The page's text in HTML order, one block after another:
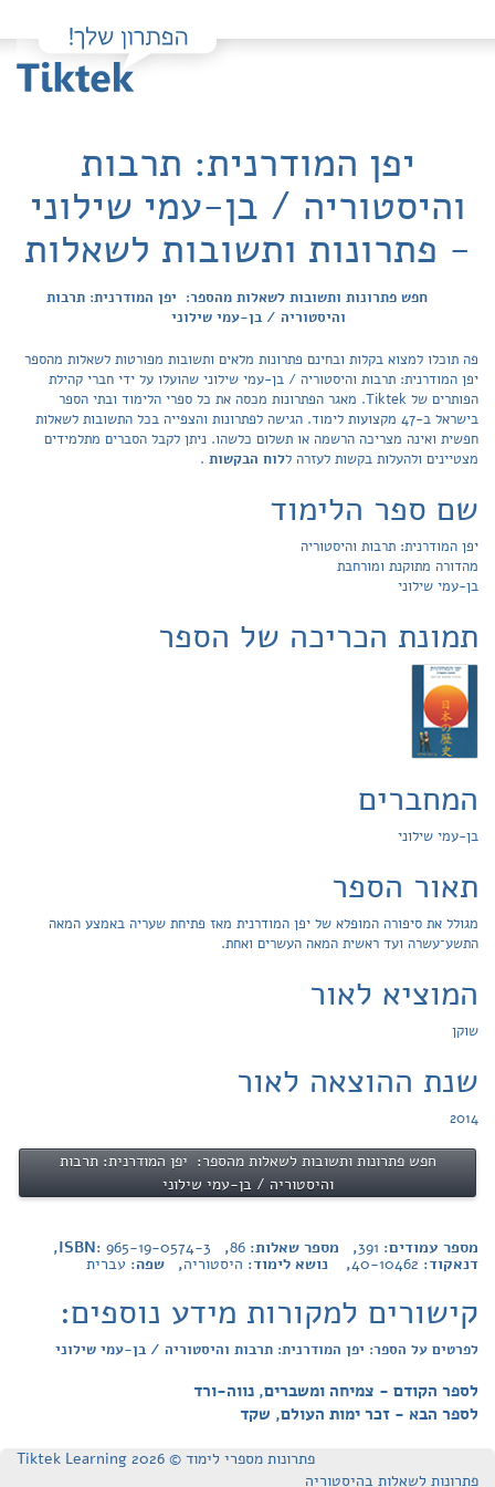
יפן המודרנית: תרבות
והיסטוריה / בן-עמי שילוני
- פתרונות ותשובות לשאלות
חפש פתרונות ותשובות לשאלות מהספר: יפן המודרנית: תרבות
והיסטוריה / בן-עמי שילוני
פה תוכלו למצוא בקלות ובחינם פתרונות מלאים ותשובות מפורטות לשאלות מהספר
יפן המודרנית: תרבות והיסטוריה / בן-עמי שילוני שהועלו על ידי חברי קהילת
הפותרים של Tiktek. מאגר הפתרונות מכסה את כל ספרי הלימוד ובתי הספר
בישראל ב-47 מקצועות לימוד. הגישה לפתרונות והצפייה בכל התשובות לשאלות
חפשית ואינה מצריכה הרשמה או תשלום כלשהו. ניתן לקבל הסברים מתלמידים
מצטיינים ולהעלות בקשות לעזרה ללוח הבקשות .
שם ספר הלימוד
יפן המודרנית: תרבות והיסטוריה
מהדורה מתוקנת ומורחבת
בן-עמי שילוני
תמונת הכריכה של הספר
המחברים
בן-עמי שילוני
תאור הספר
מגולל את סיפורה המופלא של יפן המודרנית מאז פתיחת שעריה באמצע המאה
התשע־עשרה ועד ראשית המאה העשרים ואחת.
המוציא לאור
שוקן
שנת ההוצאה לאור
2014
חפש פתרונות ותשובות לשאלות מהספר: יפן המודרנית: תרבות
והיסטוריה / בן-עמי שילוני
מספר עמודים: 391, מספר שאלות: 86
, ISBN:
965-19-0574-3
,
דנאקוד: 40-10462, נושא לימוד: היסטוריה, שפה: עברית
קישורים למקורות מידע נוספים:
לפרטים על הספר: יפן המודרנית: תרבות והיסטוריה / בן-עמי שילוני
לספר הקודם - צמיחה ומשברים, נווה-ורד
לספר הבא - זכר ימות העולם, שקד
פתרונות מספרי לימוד © Tiktek Learning 2026
פתרונות לשאלות בהיסטוריה